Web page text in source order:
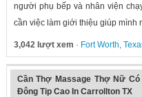
người phụ bếp và nhân viện
cần việc làm giới thiệu giúp mình
3,042 lượt xem · Fort Worth,
Cần Thợ Massage Thợ Nữ
Đông Tip Cao In Carrollton TX